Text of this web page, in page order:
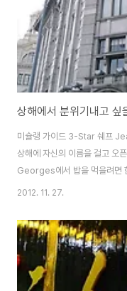
상해에서 분위기내고
미슐랭 가이드 3-Star 쉐프
상해에 자신의 이름을 걸고 오
Georges에서 밥을 먹을려면
Georges는 예약없이 바로
탄 3호 건물 Jean Georges로
면 보이는 Jean Georges.
니다. 테이블 세팅과 초컬릿에
우리를 맞이해 주는 곳. 여기
2012. 11. 27.